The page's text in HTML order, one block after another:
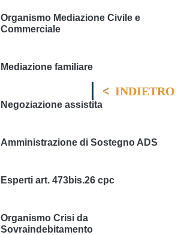
Organismo Mediazione Civile e
Commerciale
Mediazione familiare
Negoziazione assistita
Amministrazione di Sostegno ADS
Esperti art. 473bis.26 cpc
Organismo Crisi da
Sovraindebitamento
INDIETRO